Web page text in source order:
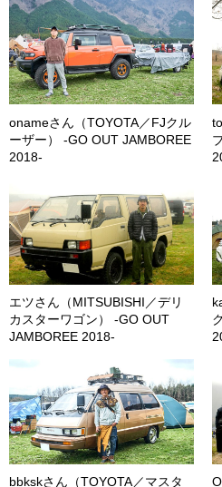
onameさん（TOYOTA／FJクル
ーザー） -GO OUT JAMBOREE
2018-
エツさん（MITSUBISHI／デリ
カスターワゴン） -GO OUT
JAMBOREE 2018-
bbkskさん（TOYOTA／マスタ